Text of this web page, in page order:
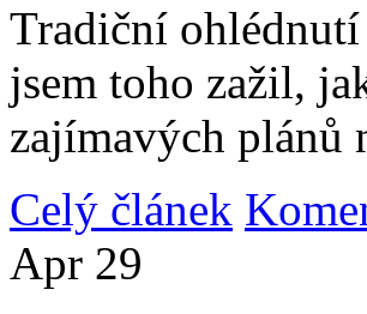
Tradiční
jsem toho zažil,
zajímavých plánů
Celý článek
Apr 29